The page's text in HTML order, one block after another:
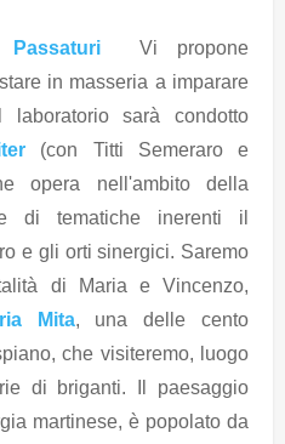
Vi propone
in masseria a imparare
sarà condotto
(con Titti Semeraro e
opera nell'ambito della
di tematiche inerenti il
e gli orti sinergici. Saremo
di Maria e Vincenzo,
Mita, una delle cento
che visiteremo, luogo
di briganti. Il paesaggio
martinese, è popolato da